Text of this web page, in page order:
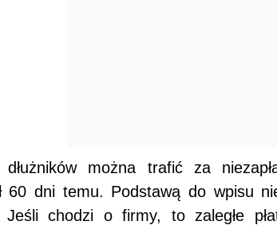
można trafić za
60 dni temu. Podstawą do wpisu
Jeśli chodzi o firmy, to zaległe